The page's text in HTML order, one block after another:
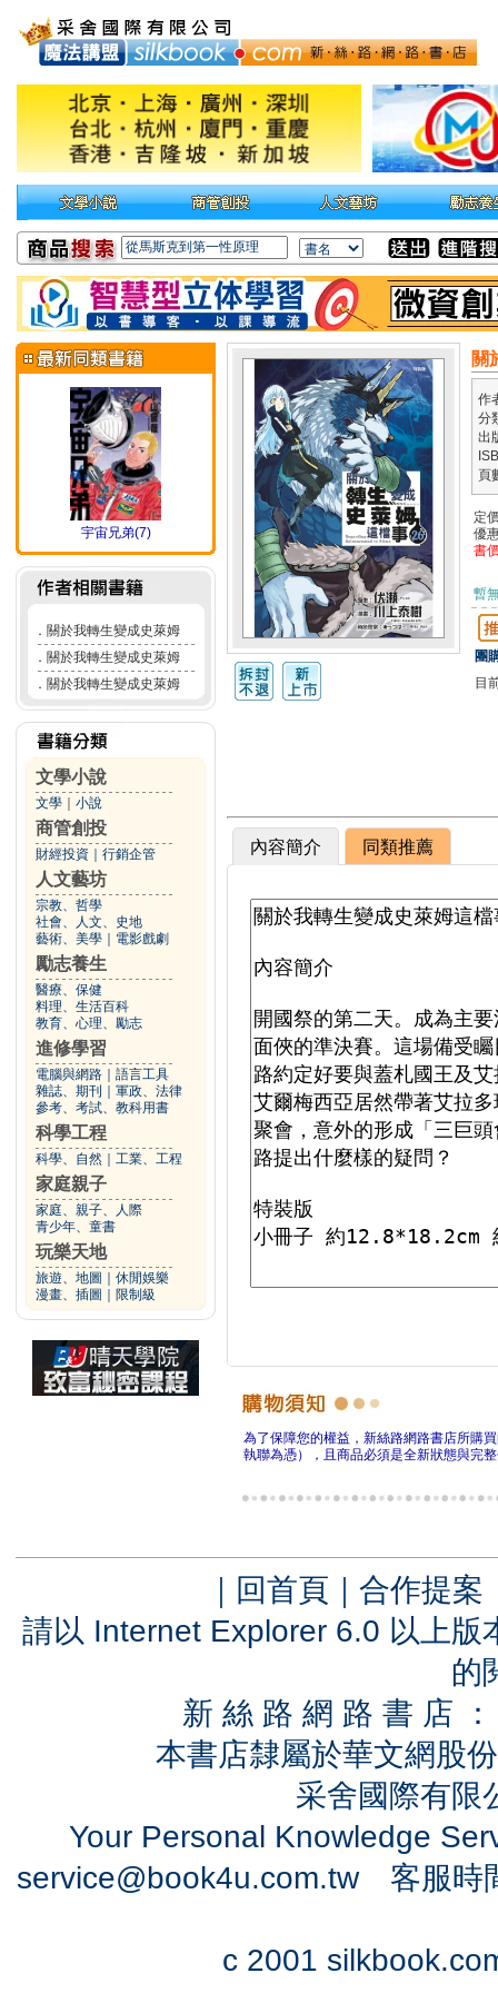
宇宙兄弟(7)
． 關於我轉生變成史萊姆
． 關於我轉生變成史萊姆
． 關於我轉生變成史萊姆
文學小說
文學 小說
商管創投
財經投資 行銷企管
人文藝坊
宗教、哲學
社會、人文、史地
藝術、美學
電影戲劇
勵志養生
醫療、保健
料理、生活百科
教育、心理、勵志
進修學習
電腦與網路
語言工具
雜誌、期刊
軍政、法律
參考、考試、教科用書
科學工程
科學、自然 工業、工程
家庭親子
家庭、親子、人際
青少年、童書
玩樂天地
旅遊、地圖
休閒娛樂
漫畫、插圖
限制級
關
作
分
出
頁
定
優
書
暫
團
目
內容簡介 同類推薦
為了保障您的權益，新絲路網路書店所購
執聯為憑），且商品必須是全新狀態與完
｜ 回首頁 ｜ 合作提案
請以 Internet Explorer 6.0 以上
的
新 絲 路 網 路 書 店
本書店隸屬於華文網股
采舍國際有
Your Personal Knowledge
service@book4u.com.tw客服時
c 2001